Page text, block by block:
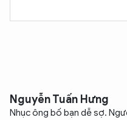
Nguyễn Tuấn Hưng
Nhục ông bố bạn dễ sợ.